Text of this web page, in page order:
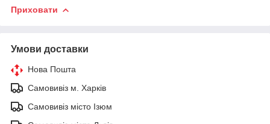
Приховати
Умови доставки
Нова Пошта
Самовивіз м. Харків
Самовивіз місто Ізюм